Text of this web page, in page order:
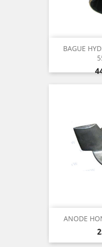
BAGUE
ANODE